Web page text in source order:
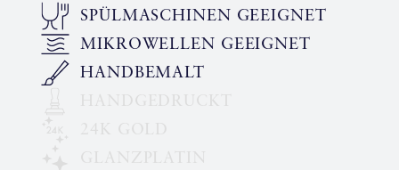
SPÜLMASCHINEN GEEIGNET
MIKROWELLEN GEEIGNET
HANDBEMALT